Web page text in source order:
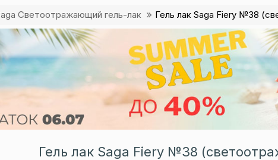
Светоотражающий гель-лак Гель лак Saga Fiery №38
Гель лак Saga Fiery №38